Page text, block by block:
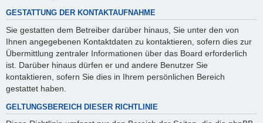
GESTATTUNG DER KONTAKTAUFNAHME
Sie gestatten dem Betreiber darüber hinaus, Sie unter den von
Ihnen angegebenen Kontaktdaten zu kontaktieren, sofern dies zur
Übermittlung zentraler Informationen über das Board erforderlich
ist. Darüber hinaus dürfen er und andere Benutzer Sie
kontaktieren, sofern Sie dies in Ihrem persönlichen Bereich
gestattet haben.
GELTUNGSBEREICH DIESER RICHTLINIE